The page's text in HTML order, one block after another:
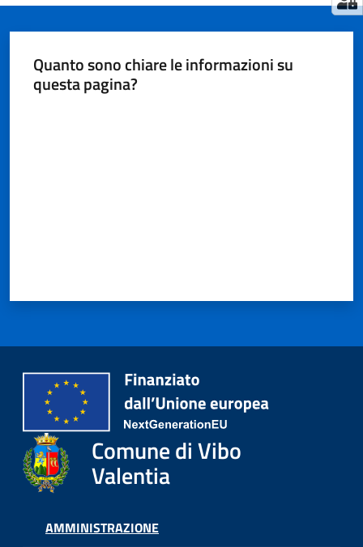
Quanto sono chiare le informazioni su
questa pagina?
Comune di Vibo
Valentia
AMMINISTRAZIONE